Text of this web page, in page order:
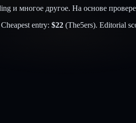
и многое другое. На основе
Cheapest entry: $22 (The5ers). Editorial